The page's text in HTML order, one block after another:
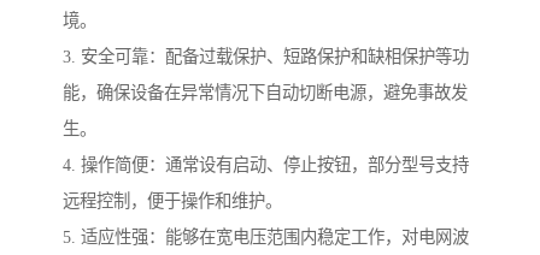
境。
3. 安全可靠：配备过载保护、短路保护和缺相保护等功
能，确保设备在异常情况下自动切断电源，避免事故发
生。
4. 操作简便：通常设有启动、停止按钮，部分型号支持
远程控制，便于操作和维护。
5. 适应性强：能够在宽电压范围内稳定工作，对电网波